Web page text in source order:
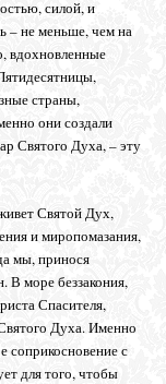
силой, и
– не меньше, чем на
вдохновленные
страны,
они создали
Святого Духа, – эту
Святой Дух,
и миропомазания,
мы, принося
В море беззакония,
Спасителя,
Духа. Именно
соприкосновение с
для того, чтобы